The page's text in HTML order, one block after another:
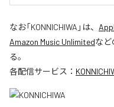
なお「KONNICHIWA 」は、
Amazon Music Unlimitedなど
る。
各配信サービス：